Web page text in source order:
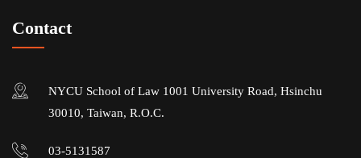
Contact
NYCU School of Law 1001 University Road, Hsinchu
30010, Taiwan, R.O.C.
03-5131587